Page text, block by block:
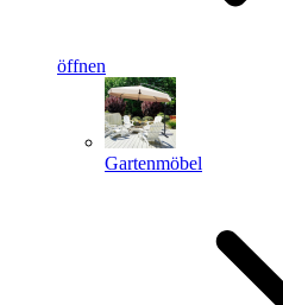
öffnen
Gartenmöbel